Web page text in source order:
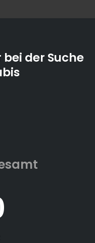
bei der Suche